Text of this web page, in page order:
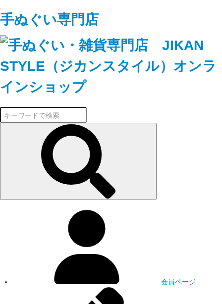
手ぬぐい専門店
会員ページ